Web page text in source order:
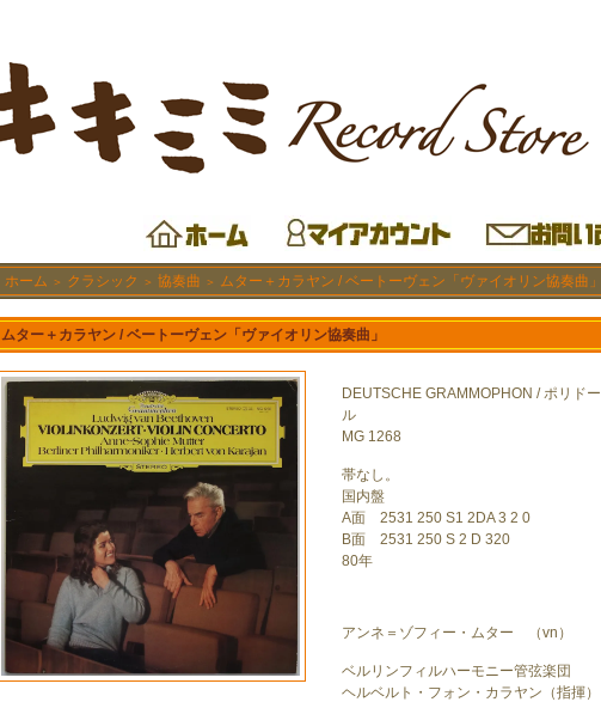
ホーム ＞ クラシック ＞ 協奏曲 ＞ ムター＋カラヤン / ベートーヴェン「ヴァイオリン協奏曲」
ムター＋カラヤン / ベートーヴェン「ヴァイオリン協奏曲」
DEUTSCHE GRAMMOPHON / ポリドー
ル
MG 1268
帯なし。
国内盤
A面 2531 250 S1 2DA 3 2 0
B面 2531 250 S 2 D 320
80年
アンネ＝ゾフィー・ムター （vn）
ベルリンフィルハーモニー管弦楽団
ヘルベルト・フォン・カラヤン（指揮）